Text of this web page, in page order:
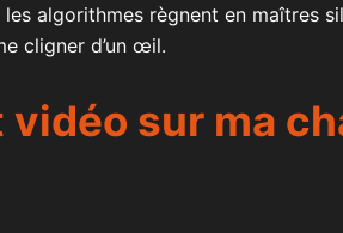
algorithmes règnent en maîtres
cligner d’un œil.
sur ma